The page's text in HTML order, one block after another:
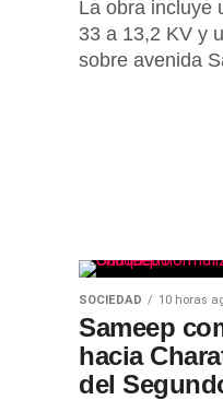
La obra incluye
33 a 13,2 KV y
sobre avenida
SOCIEDAD 10 horas
Sameep
hacia
del